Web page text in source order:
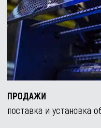
ПРОДАЖИ
поставка и установка